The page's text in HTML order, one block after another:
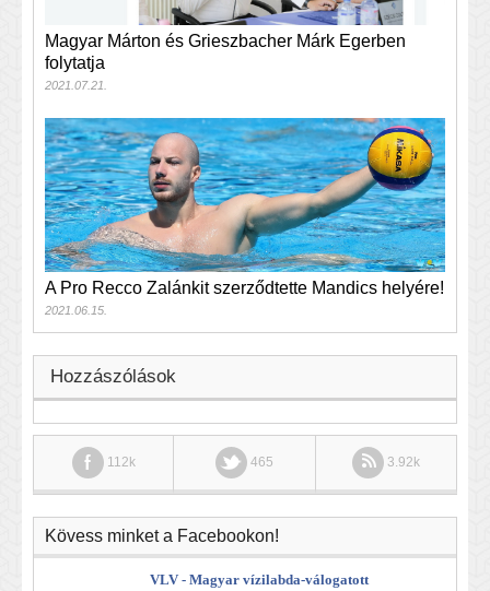
Magyar Márton és Grieszbacher Márk Egerben
folytatja
2021.07.21.
A Pro Recco Zalánkit szerződtette Mandics helyére!
2021.06.15.
Hozzászólások
112k 465 3.92k
Kövess minket a Facebookon!
VLV - Magyar vízilabda-válogatott